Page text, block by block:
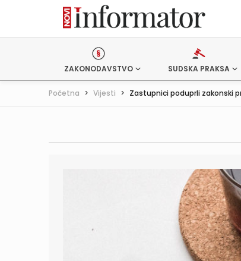
ZAKONODAVSTVO SUDSKA PRAKSA
Početna > Vijesti > Zastupnici poduprli zakonski